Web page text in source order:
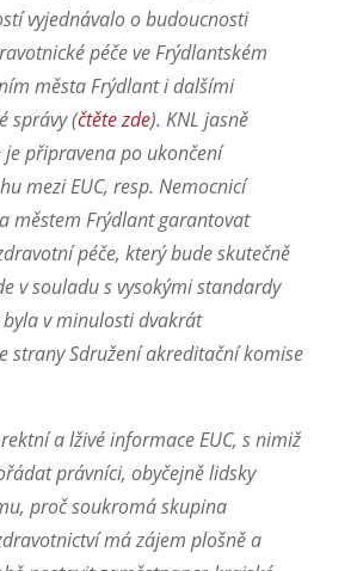
vyjednávalo o budoucnosti
péče ve Frýdlantském
města Frýdlant i dalšími
správy (čtěte zde). KNL jasně
připravena po ukončení
mezi EUC, resp. Nemocnicí
městem Frýdlant garantovat
péče, který bude skutečně
v souladu s vysokými standardy
byla v minulosti dvakrát
strany Sdružení akreditační komise
a lživé informace EUC, s nimiž
právníci, obyčejně lidsky
proč soukromá skupina
má zájem plošně a